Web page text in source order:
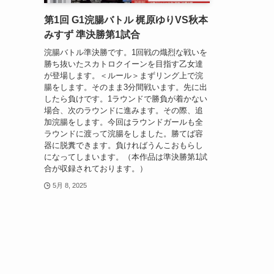
第1回 G1浣腸バトル 梶原ゆりVS秋本
みすず 準決勝第1試合
浣腸バトル準決勝です。1回戦の熾烈な戦いを
勝ち抜いたスカトロクイーンを目指す乙女達
が登場します。＜ルール＞まずリング上で浣
腸をします。そのまま3分間戦います。先に出
したら負けです。1ラウンドで勝負が着かない
場合、次のラウンドに進みます。その際、追
加浣腸をします。今回はラウンドガールも全
ラウンドに渡って浣腸をしました。勝てば容
器に脱糞できます。負ければうんこおもらし
になってしまいます。（本作品は準決勝第1試
合が収録されております。）
5月 8, 2025